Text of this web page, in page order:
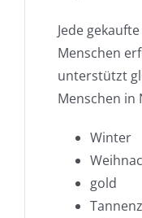
Jede
Menschen
unterstützt
Menschen in
Winter
gold